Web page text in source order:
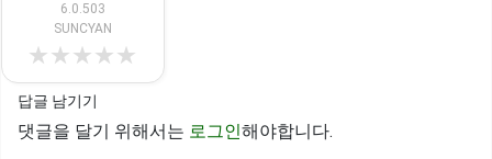
6.0.503
SUNCYAN
★★★★★
답글 남기기
댓글을 달기 위해서는 로그인해야합니다.